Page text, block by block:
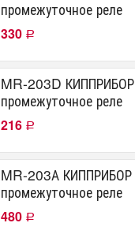
промежуточное реле
330 Р
MR-203D КИППРИБОР
промежуточное реле
216 Р
MR-203А КИППРИБОР
промежуточное реле
480 Р